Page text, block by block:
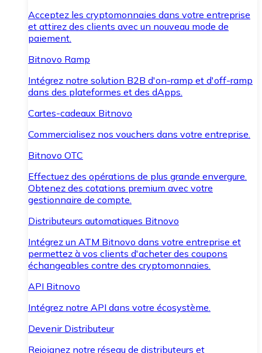
Acceptez les cryptomonnaies dans votre entreprise
et attirez des clients avec un nouveau mode de
paiement.
Bitnovo Ramp
Intégrez notre solution B2B d'on-ramp et d'off-ramp
dans des plateformes et des dApps.
Cartes-cadeaux Bitnovo
Commercialisez nos vouchers dans votre entreprise.
Bitnovo OTC
Effectuez des opérations de plus grande envergure.
Obtenez des cotations premium avec votre
gestionnaire de compte.
Distributeurs automatiques Bitnovo
Intégrez un ATM Bitnovo dans votre entreprise et
permettez à vos clients d'acheter des coupons
échangeables contre des cryptomonnaies.
API Bitnovo
Intégrez notre API dans votre écosystème.
Devenir Distributeur
Rejoignez notre réseau de distributeurs et